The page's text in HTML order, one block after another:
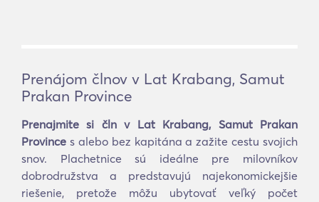
Prenájom člnov v Lat Krabang, Samut
Prakan Province
Prenajmite si čln v Lat Krabang, Samut Prakan
Province s alebo bez kapitána a zažite cestu svojich
snov. Plachetnice sú ideálne pre milovníkov
dobrodružstva a predstavujú najekonomickejšie
riešenie, pretože môžu ubytovať veľký počet